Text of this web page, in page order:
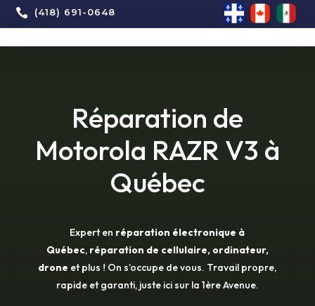
 (418) 691-0648
Réparation de
Motorola RAZR V3 à
Québec
Expert en réparation électronique à
Québec, réparation de cellulaire, ordinateur,
drone et plus ! On s’occupe de vous. Travail propre,
rapide et garanti, juste ici sur la 1ère Avenue.